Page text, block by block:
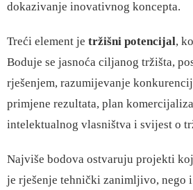
dokazivanje inovativnog koncepta.
Treći element je tržišni potencijal,
Boduje se jasnoća ciljanog tržišta,
rješenjem, razumijevanje
primjene rezultata, plan
intelektualnog vlasništva i svijest o
Najviše bodova ostvaruju projekti
je rješenje tehnički zanimljivo, nego